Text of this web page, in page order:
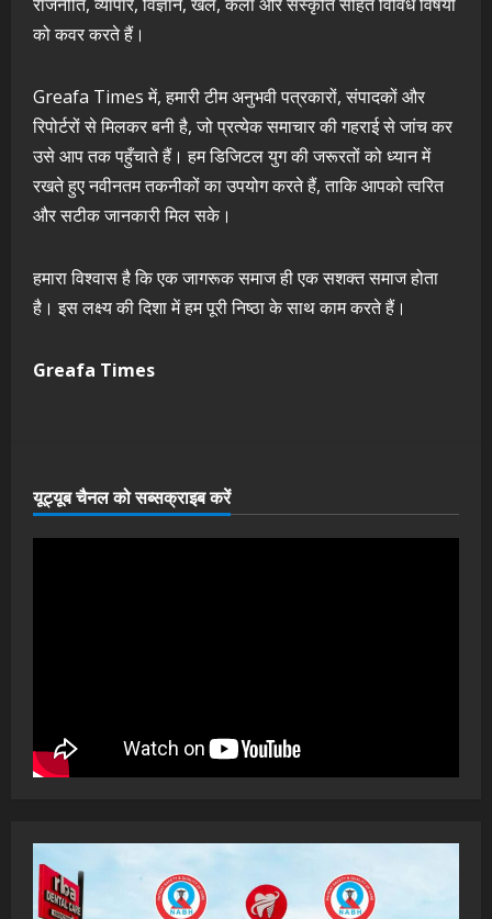
को कवर करते हैं।
Greafa Times में, हमारी टीम अनुभवी पत्रकारों, संपादकों और
रिपोर्टरों से मिलकर बनी है, जो प्रत्येक समाचार की गहराई से जांच कर
उसे आप तक पहुँचाते हैं। हम डिजिटल युग की जरूरतों को ध्यान में
रखते हुए नवीनतम तकनीकों का उपयोग करते हैं, ताकि आपको त्वरित
और सटीक जानकारी मिल सके।
हमारा विश्वास है कि एक जागरूक समाज ही एक सशक्त समाज होता
है। इस लक्ष्य की दिशा में हम पूरी निष्ठा के साथ काम करते हैं।
Greafa Times
यूट्यूब चैनल को सब्सक्राइब करें